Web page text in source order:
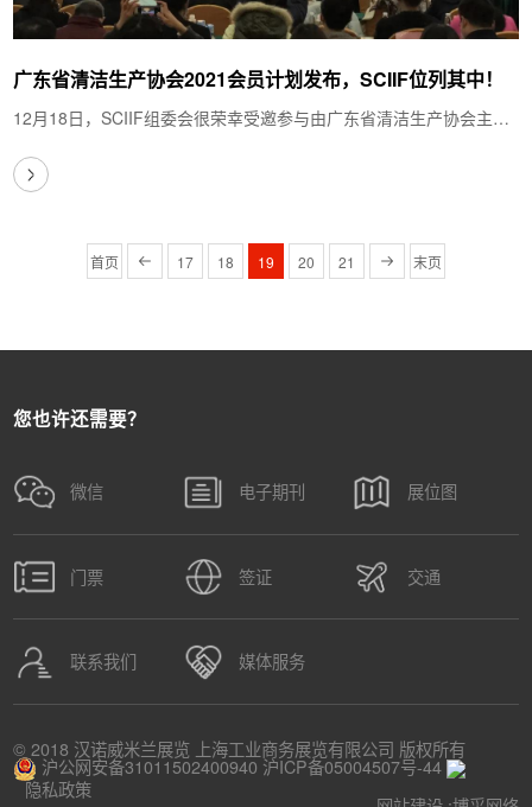
广东省清洁生产协会2021会员计划发布，SCIIF位列其中！
12月18日，SCIIF组委会很荣幸受邀参与由广东省清洁生产协会主办
首页 17 18 19 20 21 末页
您也许还需要？
微信 电子期刊 展位图
门票 签证 交通
联系我们 媒体服务
© 2018 汉诺威米兰展览 上海工业商务展览有限公司 版权所有
沪公网安备31011502400940 沪ICP备05004507号-44
隐私政策